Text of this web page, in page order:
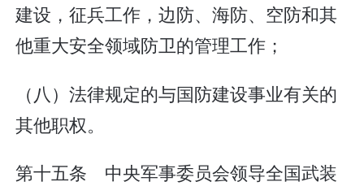
建设，征兵工作，边防、海防、空防和其
他重大安全领域防卫的管理工作；
（八）法律规定的与国防建设事业有关的
其他职权。
第十五条 中央军事委员会领导全国武装